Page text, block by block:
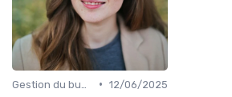
• 12/06/2025